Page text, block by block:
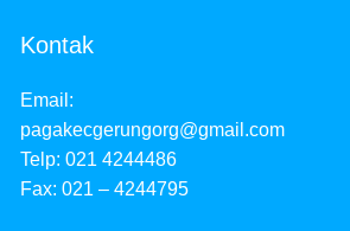
Kontak
Email:
pagakecgerungorg@gmail.com
Telp: 021 4244486
Fax: 021 – 4244795